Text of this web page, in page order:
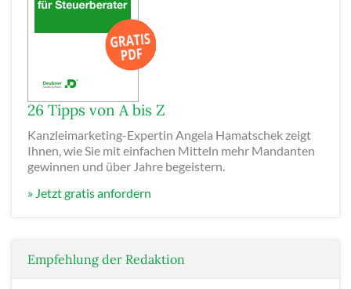
26 Tipps von A bis Z
Kanzleimarketing-Expertin Angela Hamatschek zeigt
Ihnen, wie Sie mit einfachen Mitteln mehr Mandanten
gewinnen und über Jahre begeistern.
» Jetzt gratis anfordern
Empfehlung der Redaktion